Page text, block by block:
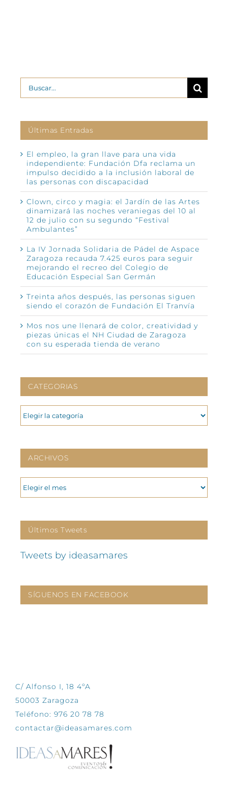
Buscar:
Últimas Entradas
El empleo, la gran llave para una vida
independiente: Fundación Dfa reclama un
impulso decidido a la inclusión laboral de
las personas con discapacidad
Clown, circo y magia: el Jardín de las Artes
dinamizará las noches veraniegas del 10 al
12 de julio con su segundo “Festival
Ambulantes”
La IV Jornada Solidaria de Pádel de Aspace
Zaragoza recauda 7.425 euros para seguir
mejorando el recreo del Colegio de
Educación Especial San Germán
Treinta años después, las personas siguen
siendo el corazón de Fundación El Tranvía
Mos nos une llenará de color, creatividad y
piezas únicas el NH Ciudad de Zaragoza
con su esperada tienda de verano
CATEGORIAS
CATEGORIAS
ARCHIVOS
ARCHIVOS
Últimos Tweets
Tweets by ideasamares
SÍGUENOS EN FACEBOOK
C/ Alfonso I, 18 4ºA
50003 Zaragoza
Teléfono: 976 20 78 78
contactar@ideasamares.com